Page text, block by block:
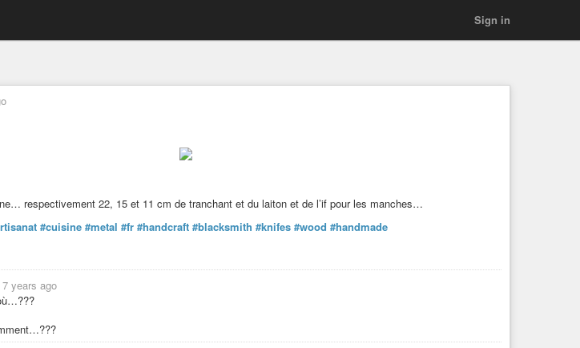
Sign in
respectivement 22, 15 et 11 cm de tranchant et du laiton et de l’if pour les manches…
#cuisine #metal #fr #handcraft #blacksmith #knifes #wood #handmade
7 years ago